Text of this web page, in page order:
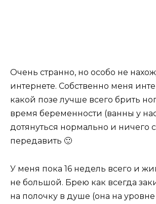
Очень странно, но особо не
интернете. Собственно меня
какой позе лучше всего брить
время беременности (ванны у
дотянуться нормально и ничего
передавить 🙂
У меня пока 16 недель всего и
не большой. Брею как всегда
на полочку в душе (она на